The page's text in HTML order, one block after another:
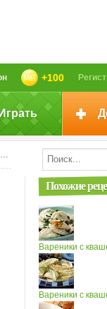
+100
Похожие
Вареники с
Вареники с